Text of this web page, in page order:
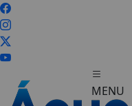
MENU